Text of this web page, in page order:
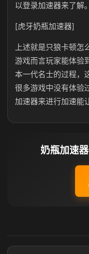
以登录加速器来了解。
[虎牙奶瓶加速器]
上述就是只狼卡顿怎
游戏而言玩家能体验
本一代名士的过程，
很多游戏中没有体验
加速器来进行加速能
奶瓶加速